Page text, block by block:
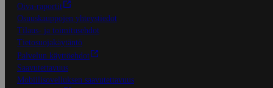
Oiva-raportit
Osuuskauppojen yhteystiedot
Tilaus- ja toimitusehdot
Tietosuojakäytäntö
Palvelun käyttöehdot
Saavutettavuus
Mobiilisovelluksen saavutettavuus